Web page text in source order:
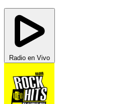
Radio en Vivo